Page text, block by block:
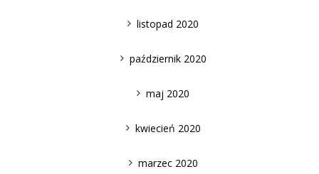
listopad 2020
październik 2020
maj 2020
kwiecień 2020
marzec 2020